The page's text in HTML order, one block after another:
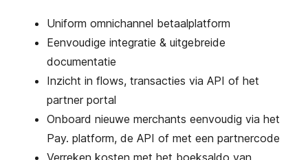
Uniform omnichannel betaalplatform
Eenvoudige integratie & uitgebreide
documentatie
Inzicht in flows, transacties via API of het
partner portal
Onboard nieuwe merchants eenvoudig via het
Pay. platform, de API of met een partnercode